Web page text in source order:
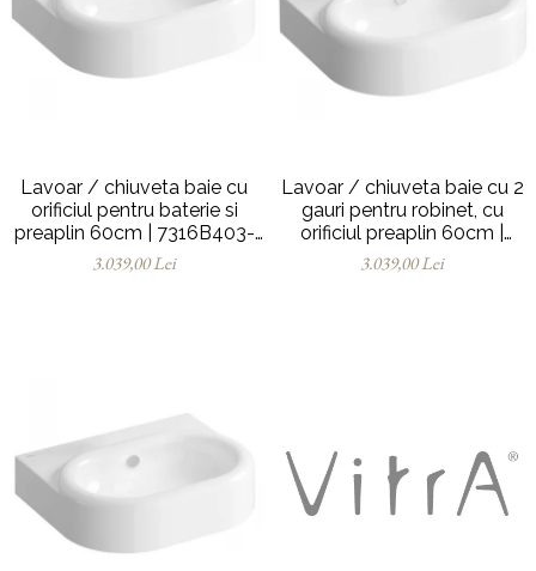
Lavoar / chiuveta baie cu
orificiul pentru baterie si
preaplin 60cm | 7316B403-
0001
3.039,00 Lei
Lavoar / chiuveta baie cu 2
gauri pentru robinet, cu
orificiul preaplin 60cm |
7316B403-1740
3.039,00 Lei